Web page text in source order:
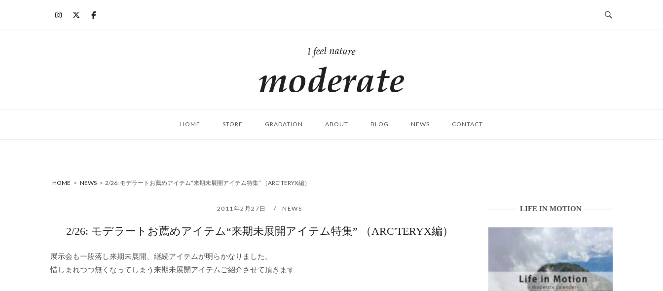
ム
HOME STORE GRADATION ABOUT BLOG NEWS CONTACT
HOME > NEWS > 2/26: モデラートお薦めアイテム“来期未展開アイテム特集” （ARC'TERYX編）
2011年2月27日 NEWS
2/26: モデラートお薦めアイテム“来期未展開アイテム特集” （ARC'TERYX編）
展示会も一段落し来期未展開、継続アイテムが明らかなりました。
惜しまれつつ無くなってしまう来期未展開アイテムご紹介させて頂きます
LIFE IN MOTION